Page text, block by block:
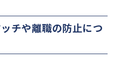
チや離職の防止につ